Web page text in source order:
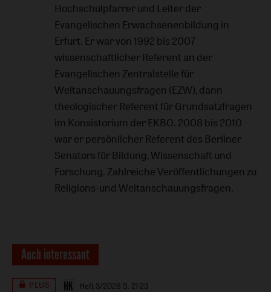
Hochschulpfarrer und Leiter der
Evangelischen Erwachsenenbildung in
Erfurt. Er war von 1992 bis 2007
wissenschaftlicher Referent an der
Evangelischen Zentralstelle für
Weltanschauungsfragen (EZW), dann
theologischer Referent für Grundsatzfragen
im Konsistorium der EKBO. 2008 bis 2010
war er persönlicher Referent des Berliner
Senators für Bildung, Wissenschaft und
Forschung. Zahlreiche Veröffentlichungen zu
Religions-und Weltanschauungsfragen.
Auch interessant
PLUS Heft 3/2026 S. 21-23